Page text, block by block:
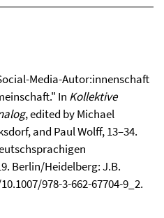
Media-Autor:innenschaft
In Kollektive
, edited by Michael
and Paul Wolff, 13–34.
Berlin/Heidelberg: J.B.
978-3-662-67704-9_2.